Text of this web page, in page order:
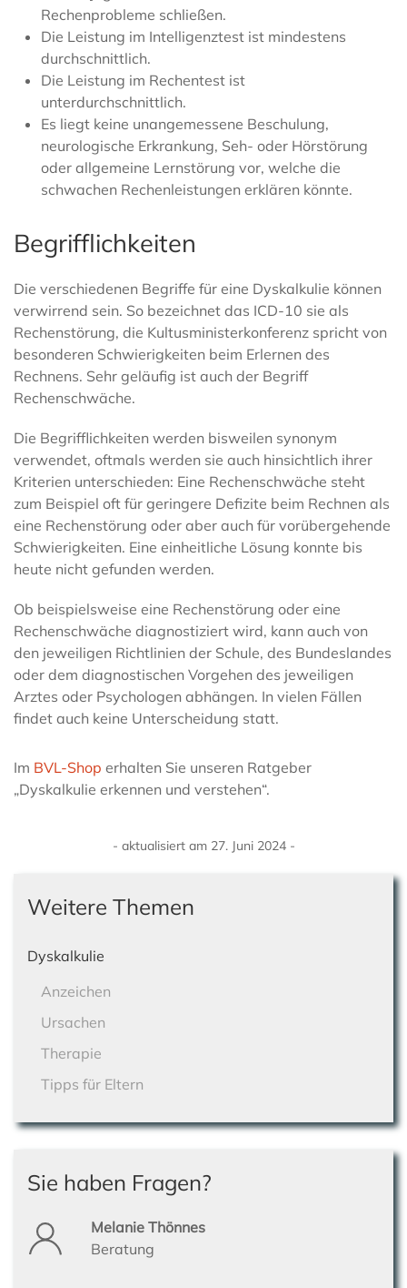
Rechenprobleme schließen.
Die Leistung im Intelligenztest ist mindestens
durchschnittlich.
Die Leistung im Rechentest ist
unterdurchschnittlich.
Es liegt keine unangemessene Beschulung,
neurologische Erkrankung, Seh- oder Hörstörung
oder allgemeine Lernstörung vor, welche die
schwachen Rechenleistungen erklären könnte.
Begrifflichkeiten
Die verschiedenen Begriffe für eine Dyskalkulie können
verwirrend sein. So bezeichnet das ICD-10 sie als
Rechenstörung, die Kultusministerkonferenz spricht von
besonderen Schwierigkeiten beim Erlernen des
Rechnens. Sehr geläufig ist auch der Begriff
Rechenschwäche.
Die Begrifflichkeiten werden bisweilen synonym
verwendet, oftmals werden sie auch hinsichtlich ihrer
Kriterien unterschieden: Eine Rechenschwäche steht
zum Beispiel oft für geringere Defizite beim Rechnen als
eine Rechenstörung oder aber auch für vorübergehende
Schwierigkeiten. Eine einheitliche Lösung konnte bis
heute nicht gefunden werden.
Ob beispielsweise eine Rechenstörung oder eine
Rechenschwäche diagnostiziert wird, kann auch von
den jeweiligen Richtlinien der Schule, des Bundeslandes
oder dem diagnostischen Vorgehen des jeweiligen
Arztes oder Psychologen abhängen. In vielen Fällen
findet auch keine Unterscheidung statt.
Im BVL-Shop erhalten Sie unseren Ratgeber
„Dyskalkulie erkennen und verstehen“.
- aktualisiert am 27. Juni 2024 -
Weitere Themen
Dyskalkulie
Anzeichen
Ursachen
Therapie
Tipps für Eltern
Sie haben Fragen?
Melanie Thönnes
Beratung